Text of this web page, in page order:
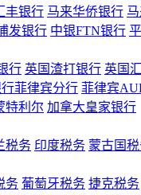
丰银行 马来华侨银行
发银行 中银FTN银行
行 英国渣打银行 英国
菲律宾分行 菲律宾
特利尔 加拿大皇家银行
税务 印度税务 蒙古国
务 葡萄牙税务 捷克税务